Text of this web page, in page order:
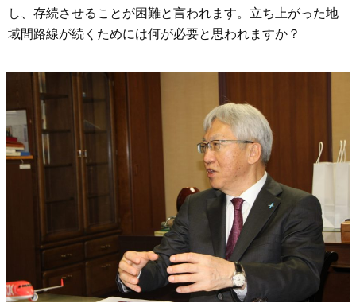
し、存続させることが困難と言われます。立ち上がった地
域間路線が続くためには何が必要と思われますか？